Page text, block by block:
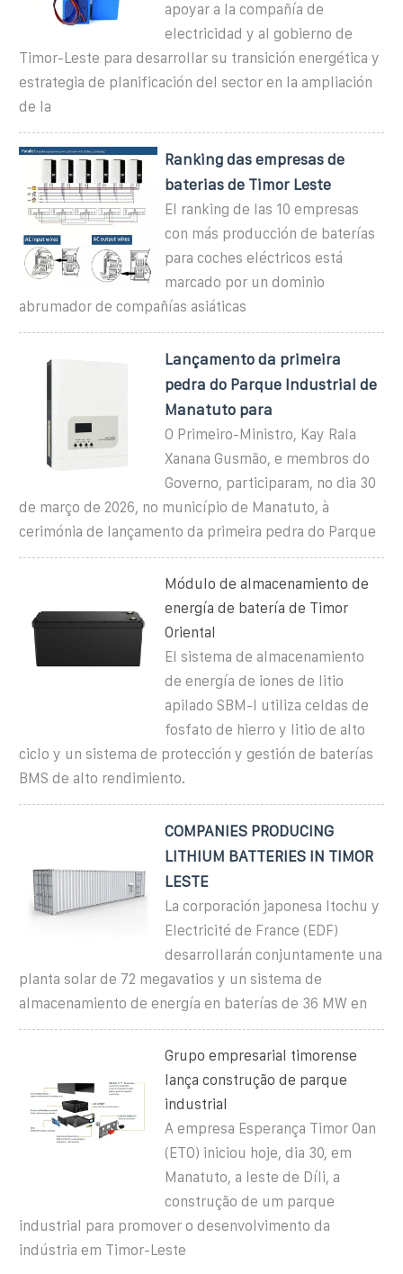
apoyar a la compañía de
electricidad y al gobierno de
Timor-Leste para desarrollar su transición energética y
estrategia de planificación del sector en la ampliación
de la
Ranking das empresas de
baterias de Timor Leste
El ranking de las 10 empresas
con más producción de baterías
para coches eléctricos está
marcado por un dominio
abrumador de compañías asiáticas
Lançamento da primeira
pedra do Parque Industrial de
Manatuto para
O Primeiro-Ministro, Kay Rala
Xanana Gusmão, e membros do
Governo, participaram, no dia 30
de março de 2026, no município de Manatuto, à
cerimónia de lançamento da primeira pedra do Parque
Módulo de almacenamiento de
energía de batería de Timor
Oriental
El sistema de almacenamiento
de energía de iones de litio
apilado SBM-I utiliza celdas de
fosfato de hierro y litio de alto
ciclo y un sistema de protección y gestión de baterías
BMS de alto rendimiento.
COMPANIES PRODUCING
LITHIUM BATTERIES IN TIMOR
LESTE
La corporación japonesa Itochu y
Electricité de France (EDF)
desarrollarán conjuntamente una
planta solar de 72 megavatios y un sistema de
almacenamiento de energía en baterías de 36 MW en
Grupo empresarial timorense
lança construção de parque
industrial
A empresa Esperança Timor Oan
(ETO) iniciou hoje, dia 30, em
Manatuto, a leste de Díli, a
construção de um parque
industrial para promover o desenvolvimento da
indústria em Timor-Leste